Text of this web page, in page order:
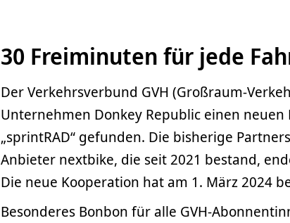
30 Freiminuten für jede
Der Ver­kehrs­ver­bund GVH (Groß­raum-
Unternehmen Donkey Republic einen
„sprintRAD“ gefunden. Die bisherige
Anbieter nextbike, die seit 2021 bestand,
Die neue Kooperation hat am 1. März 2024
Besonderes Bonbon für alle GVH-